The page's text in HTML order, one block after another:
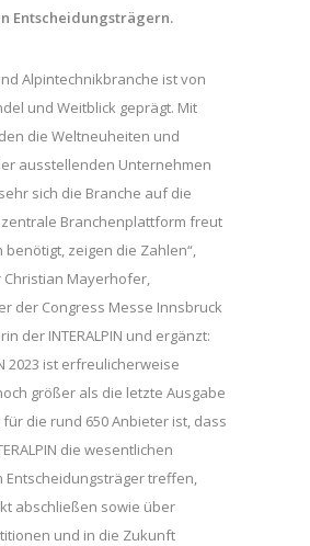
Entscheidungsträgern.
Alpintechnikbranche ist von
und Weitblick geprägt. Mit
die Weltneuheiten und
ausstellenden Unternehmen
sich die Branche auf die
zentrale Branchenplattform freut
benötigt, zeigen die Zahlen“,
Mayerhofer,
der Congress Messe Innsbruck
der INTERALPIN und ergänzt:
2023 ist erfreulicherweise
größer als die letzte Ausgabe
für die rund 650 Anbieter ist, dass
die wesentlichen
Entscheidungsträger treffen,
abschließen sowie über
und in die Zukunft